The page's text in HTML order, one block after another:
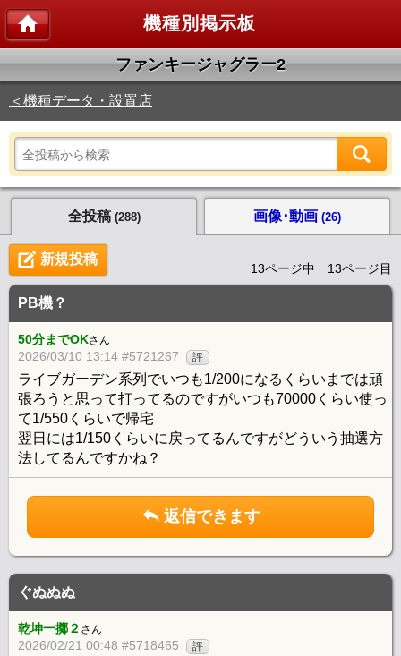
機種別掲示板
ファンキージャグラー2
＜機種データ・設置店
全投稿 (288) 画像･動画 (26)
新規投稿
13ページ中 13ページ目
PB機？
50分までOKさん
2026/03/10 13:14 #5721267 評
ライブガーデン系列でいつも1/200になるくらいまでは頑
張ろうと思って打ってるのですがいつも70000くらい使っ
て1/550くらいで帰宅
翌日には1/150くらいに戻ってるんですがどういう抽選方
法してるんですかね？
返信できます
ぐぬぬぬ
乾坤一擲２ さん
2026/02/21 00:48 #5718465 評